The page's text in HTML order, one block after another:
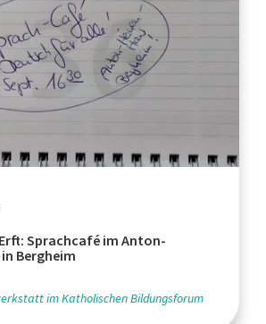
Sprachcafé im Anton-
Bergheim
im Katholischen Bildungsforum